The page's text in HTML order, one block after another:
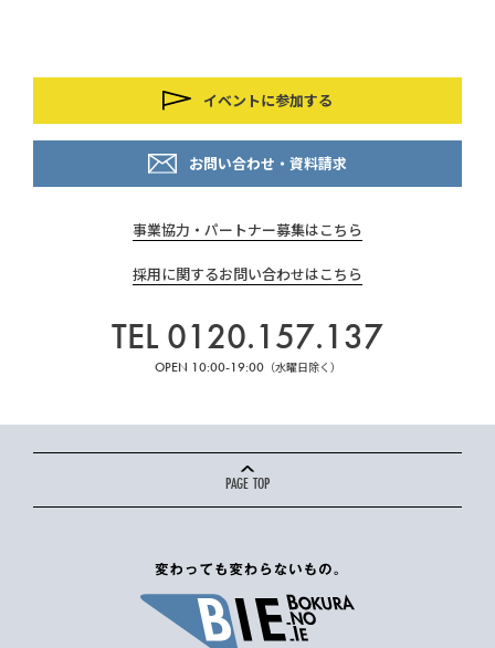
イベントに参加する
お問い合わせ・資料請求
事業協力・パートナー募集はこちら
採用に関するお問い合わせはこちら
TEL 0120.157.137
OPEN 10:00-19:00（水曜日除く）
PAGE TOP